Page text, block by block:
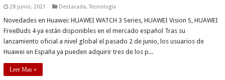
28 junio, 2021 Destacada,Tecnología
Novedades en Huawei: HUAWEI WATCH 3 Series, HUAWEI Vision S, HUAWEI
FreeBuds 4 ya están disponibles en el mercado español Tras su
lanzamiento oficial a nivel global el pasado 2 de junio, los usuarios de
Huawei en España ya pueden adquirir tres de los p...
Leer Mas »